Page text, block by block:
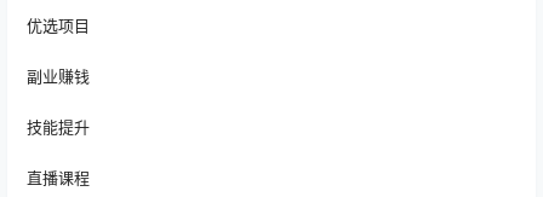
优选项目
副业赚钱
技能提升
直播课程